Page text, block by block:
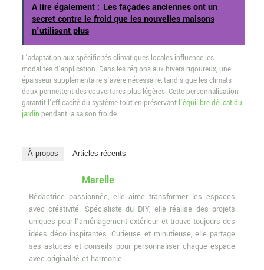
A lire également : Les façades anciennes ont un
secret contre le froid que les nouvelles maisons
n'utilisent plus
L’adaptation aux spécificités climatiques locales influence les
modalités d’application. Dans les régions aux hivers rigoureux, une
épaisseur supplémentaire s’avère nécessaire, tandis que les climats
doux permettent des couvertures plus légères. Cette personnalisation
garantit l’efficacité du système tout en préservant l’équilibre délicat du
jardin pendant la saison froide.
À propos Articles récents
Marelle
Rédactrice passionnée, elle aime transformer les espaces
avec créativité. Spécialiste du DIY, elle réalise des projets
uniques pour l'aménagement extérieur et trouve toujours des
idées déco inspirantes. Curieuse et minutieuse, elle partage
ses astuces et conseils pour personnaliser chaque espace
avec originalité et harmonie.